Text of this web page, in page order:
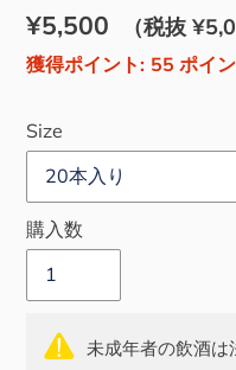
通
常
格
¥5,500
販
売
（税抜
獲得ポイント: 55 ポイ
Size
購入数
未成年者の飲酒は